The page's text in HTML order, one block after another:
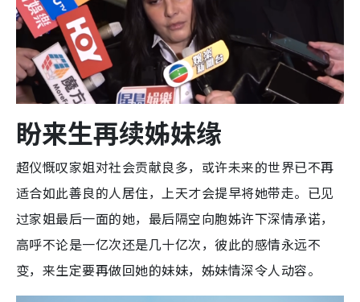
盼来生再续姊妹缘
超仪慨叹家姐对社会贡献良多，或许未来的世界已不再
适合如此善良的人居住，上天才会提早将她带走。已见
过家姐最后一面的她，最后隔空向胞姊许下深情承诺，
高呼不论是一亿次还是几十亿次，彼此的感情永远不
变，来生定要再做回她的妹妹，姊妹情深令人动容。